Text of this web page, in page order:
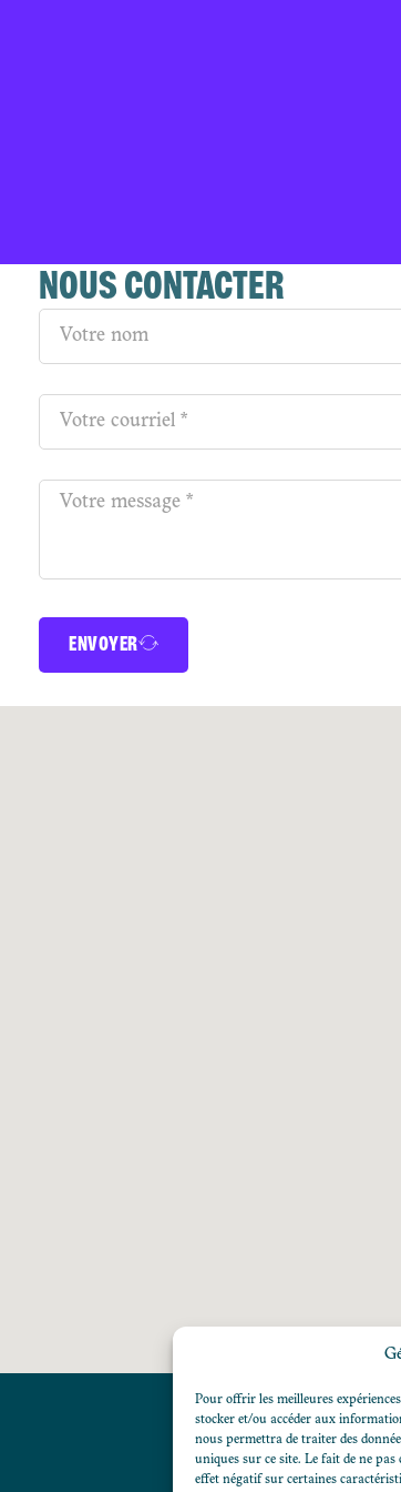
Pour offrir les meilleures
stocker et/ou accéder aux
nous permettra de traiter des
uniques sur ce site. Le fait de ne
effet négatif sur certaines
NOUS CONTACTER
ENVOYER